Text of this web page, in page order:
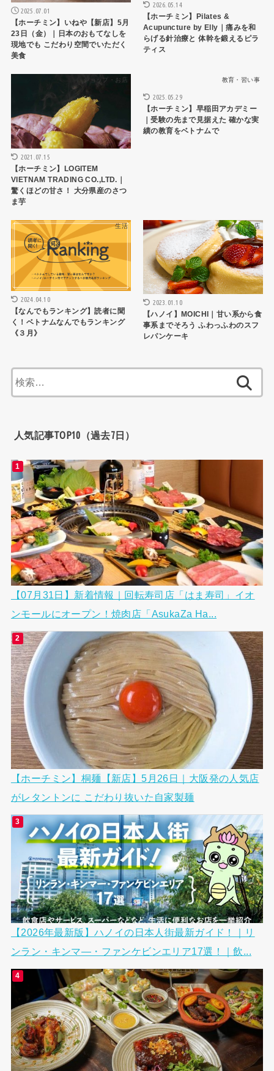
2025.07.01
【ホーチミン】いねや【新店】5月
23日（金）｜日本のおもてなしを
現地でも こだわり空間でいただく
美食
2026.05.14
【ホーチミン】Pilates &
Acupuncture by Elly｜痛みを和
らげる針治療と 体幹を鍛えるピラ
ティス
ショップ・お店
2021.07.15
【ホーチミン】LOGITEM
VIETNAM TRADING CO.,LTD.｜
驚くほどの甘さ！ 大分県産のさつ
ま芋
教育・習い事
2025.05.29
【ホーチミン】早稲田アカデミー
｜受験の先まで見据えた 確かな実
績の教育をベトナムで
生活
2024.04.10
【なんでもランキング】読者に聞
く！ベトナムなんでもランキング
《３月》
ショップ・お店
2023.01.10
【ハノイ】MOICHI｜甘い系から食
事系までそろう ふわっふわのスフ
レパンケーキ
索:
人気記事TOP10（過去7日）
【07月31日】新着情報｜回転寿司店「はま寿司」イオ
ンモールにオープン！焼肉店「AsukaZa Ha...
【ホーチミン】桐麺【新店】5月26日｜大阪発の人気店
がレタントンに こだわり抜いた自家製麺
【2026年最新版】ハノイの日本人街最新ガイド！｜リ
ンラン・キンマ―・ファンケビンエリア17選！｜飲...